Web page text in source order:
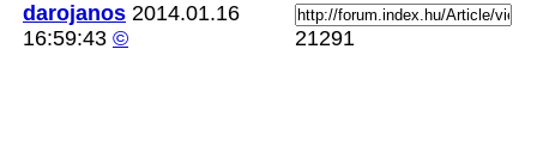
darojanos 2014.01.16
16:59:43 © 21291